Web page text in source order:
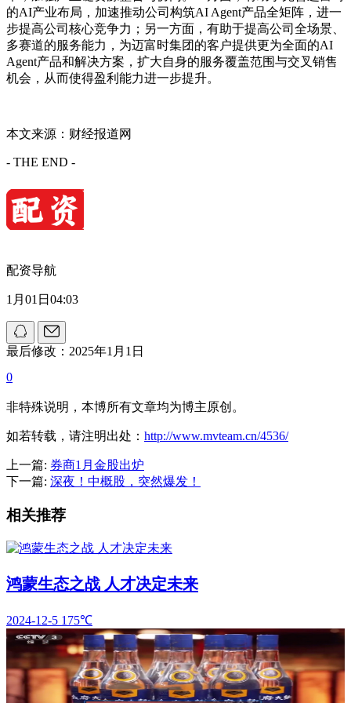
的AI产业布局，加速推动公司构筑AI Agent产品全矩阵，进一
步提高公司核心竞争力；另一方面，有助于提高公司全场景、
多赛道的服务能力，为迈富时集团的客户提供更为全面的AI
Agent产品和解决方案，扩大自身的服务覆盖范围与交叉销售
机会，从而使得盈利能力进一步提升。
本文来源：财经报道网
- THE END -
配资导航
1月01日04:03
最后修改：2025年1月1日
0
非特殊说明，本博所有文章均为博主原创。
如若转载，请注明出处： http://www.mvteam.cn/4536/
上一篇: 券商1月金股出炉
下一篇: 深夜！中概股，突然爆发！
相关推荐
鸿蒙生态之战 人才决定未来
2024-12-5 175℃